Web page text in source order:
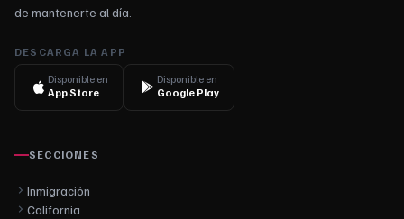
de mantenerte al día.
DESCARGA LA APP
Disponible en
App Store
Disponible en
Google Play
SECCIONES
Inmigración
California